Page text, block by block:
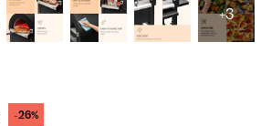
+3
-26%